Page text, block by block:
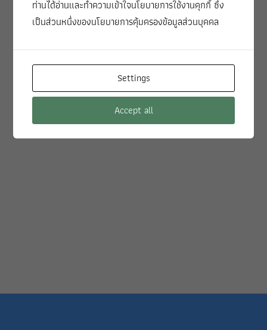
ท่านได้อ่านและทำความเข้าใจนโยบายการใช้งานคุกกี้ ซึ่ง
เป็นส่วนหนึ่งของนโยบายการคุ้มครองข้อมูลส่วนบุคคล
Settings
Accept all